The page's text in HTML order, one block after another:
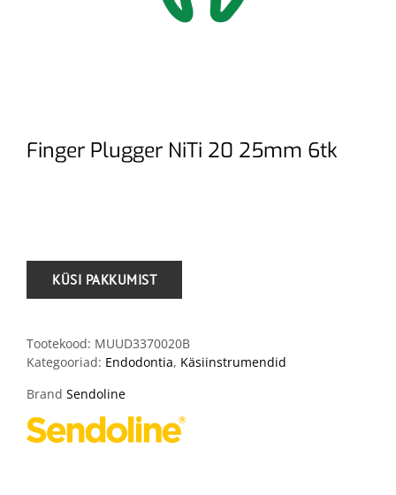
Finger Plugger NiTi 20 25mm 6tk
Tootekood: MUUD3370020B
Kategooriad: Endodontia, Käsiinstrumendid
Brand Sendoline